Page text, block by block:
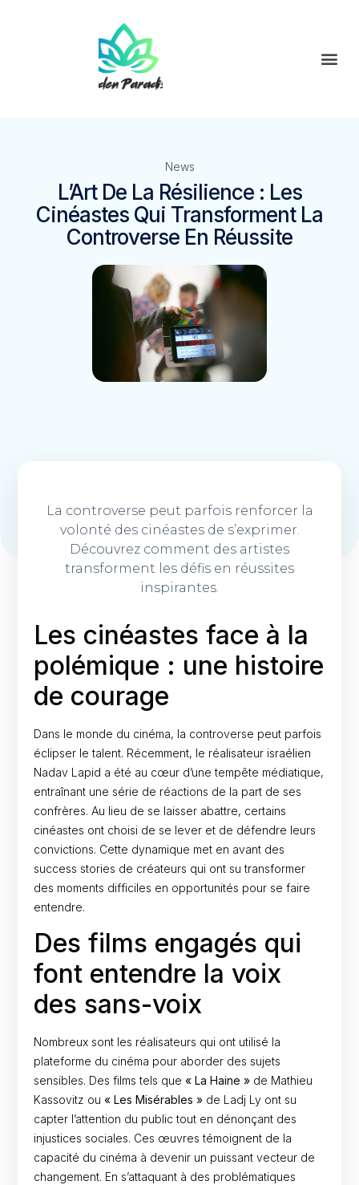
News
L’Art De La Résilience : Les
Cinéastes Qui Transforment La
Controverse En Réussite
La controverse peut parfois renforcer la
volonté des cinéastes de s’exprimer.
Découvrez comment des artistes
transforment les défis en réussites
inspirantes.
Les cinéastes face à la
polémique : une histoire
de courage
Dans le monde du cinéma, la controverse peut parfois
éclipser le talent. Récemment, le réalisateur israélien
Nadav Lapid a été au cœur d’une tempête médiatique,
entraînant une série de réactions de la part de ses
confrères. Au lieu de se laisser abattre, certains
cinéastes ont choisi de se lever et de défendre leurs
convictions. Cette dynamique met en avant des
success stories de créateurs qui ont su transformer
des moments difficiles en opportunités pour se faire
entendre.
Des films engagés qui
font entendre la voix
des sans-voix
Nombreux sont les réalisateurs qui ont utilisé la
plateforme du cinéma pour aborder des sujets
sensibles. Des films tels que« La Haine » de Mathieu
Kassovitz ou« Les Misérables » de Ladj Ly ont su
capter l’attention du public tout en dénonçant des
injustices sociales. Ces œuvres témoignent de la
capacité du cinéma à devenir un puissant vecteur de
changement. En s’attaquant à des problématiques